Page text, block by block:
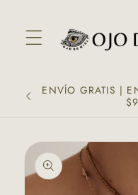
al contenido
ENVÍO GRATIS |
directamente
a la
información
del producto